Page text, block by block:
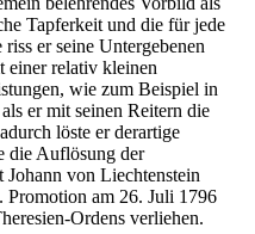
Tapferkeit und die für jede
er seine Untergebenen
einer relativ kleinen
wie zum Beispiel in
er mit seinen Reitern die
löste er derartige
die Auflösung der
von Liechtenstein
Promotion am 26. Juli 1796
Ordens verliehen.